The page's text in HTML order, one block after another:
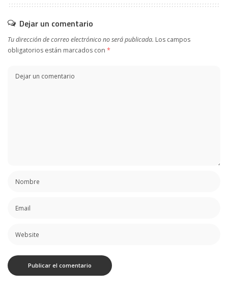
Dejar un comentario
Tu dirección de correo electrónico no será publicada. Los campos
obligatorios están marcados con *